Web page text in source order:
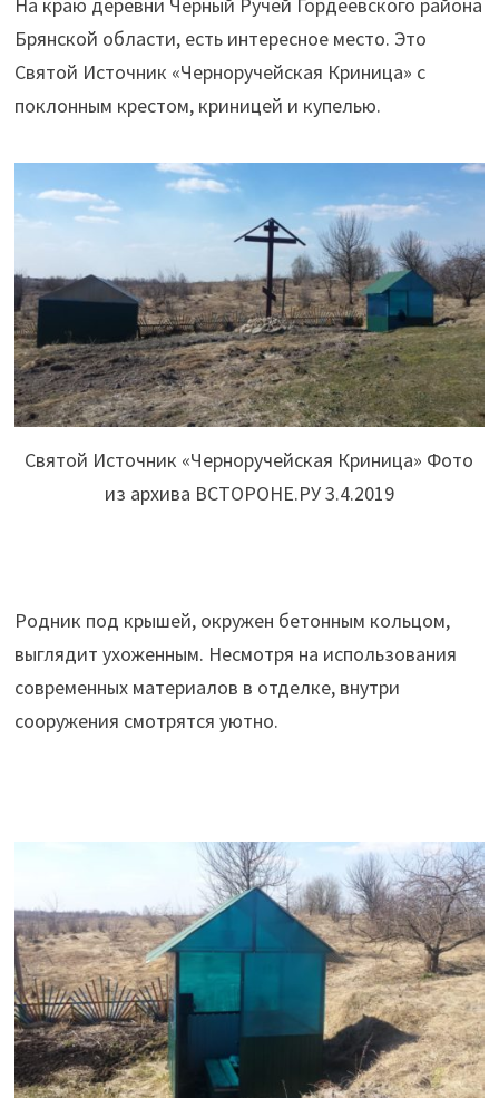
Брянской области, есть интересное место. Это
Святой Источник «Черноручейская Криница» с
поклонным крестом, криницей и купелью.
Святой Источник «Черноручейская Криница» Фото
из архива ВСТОРОНЕ.РУ 3.4.2019
Родник под крышей, окружен бетонным кольцом,
выглядит ухоженным. Несмотря на использования
современных материалов в отделке, внутри
сооружения смотрятся уютно.